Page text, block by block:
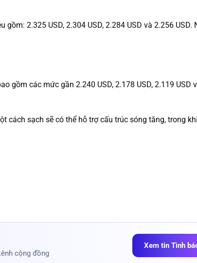
2.325 USD, 2.304 USD, 2.284 USD và 2.256
gồm các mức gần 2.240 USD, 2.178 USD, 2.119 USD
sạch sẽ có thể hỗ trợ cấu trúc sóng tăng, trong
cộng đồng
Xem tin Tình